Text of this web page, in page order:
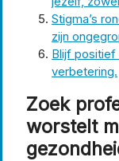
Stigma’s
zijn
Blijf positief
verbetering.
Zoek
worstelt